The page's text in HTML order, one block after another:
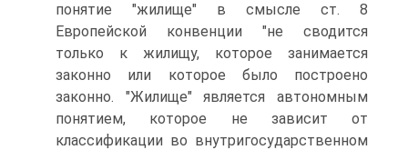
понятие "жилище" в смысле ст. 8
Европейской конвенции "не сводится
только к жилищу, которое занимается
законно или которое было построено
законно. "Жилище" является автономным
понятием, которое не зависит от
классификации во внутригосударственном